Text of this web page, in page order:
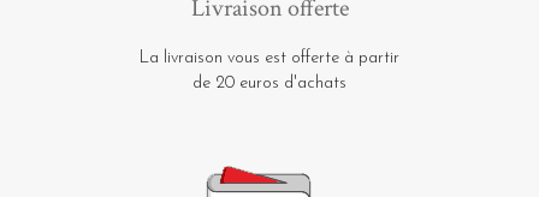
Livraison offerte
La livraison vous est offerte à partir
de 20 euros d'achats